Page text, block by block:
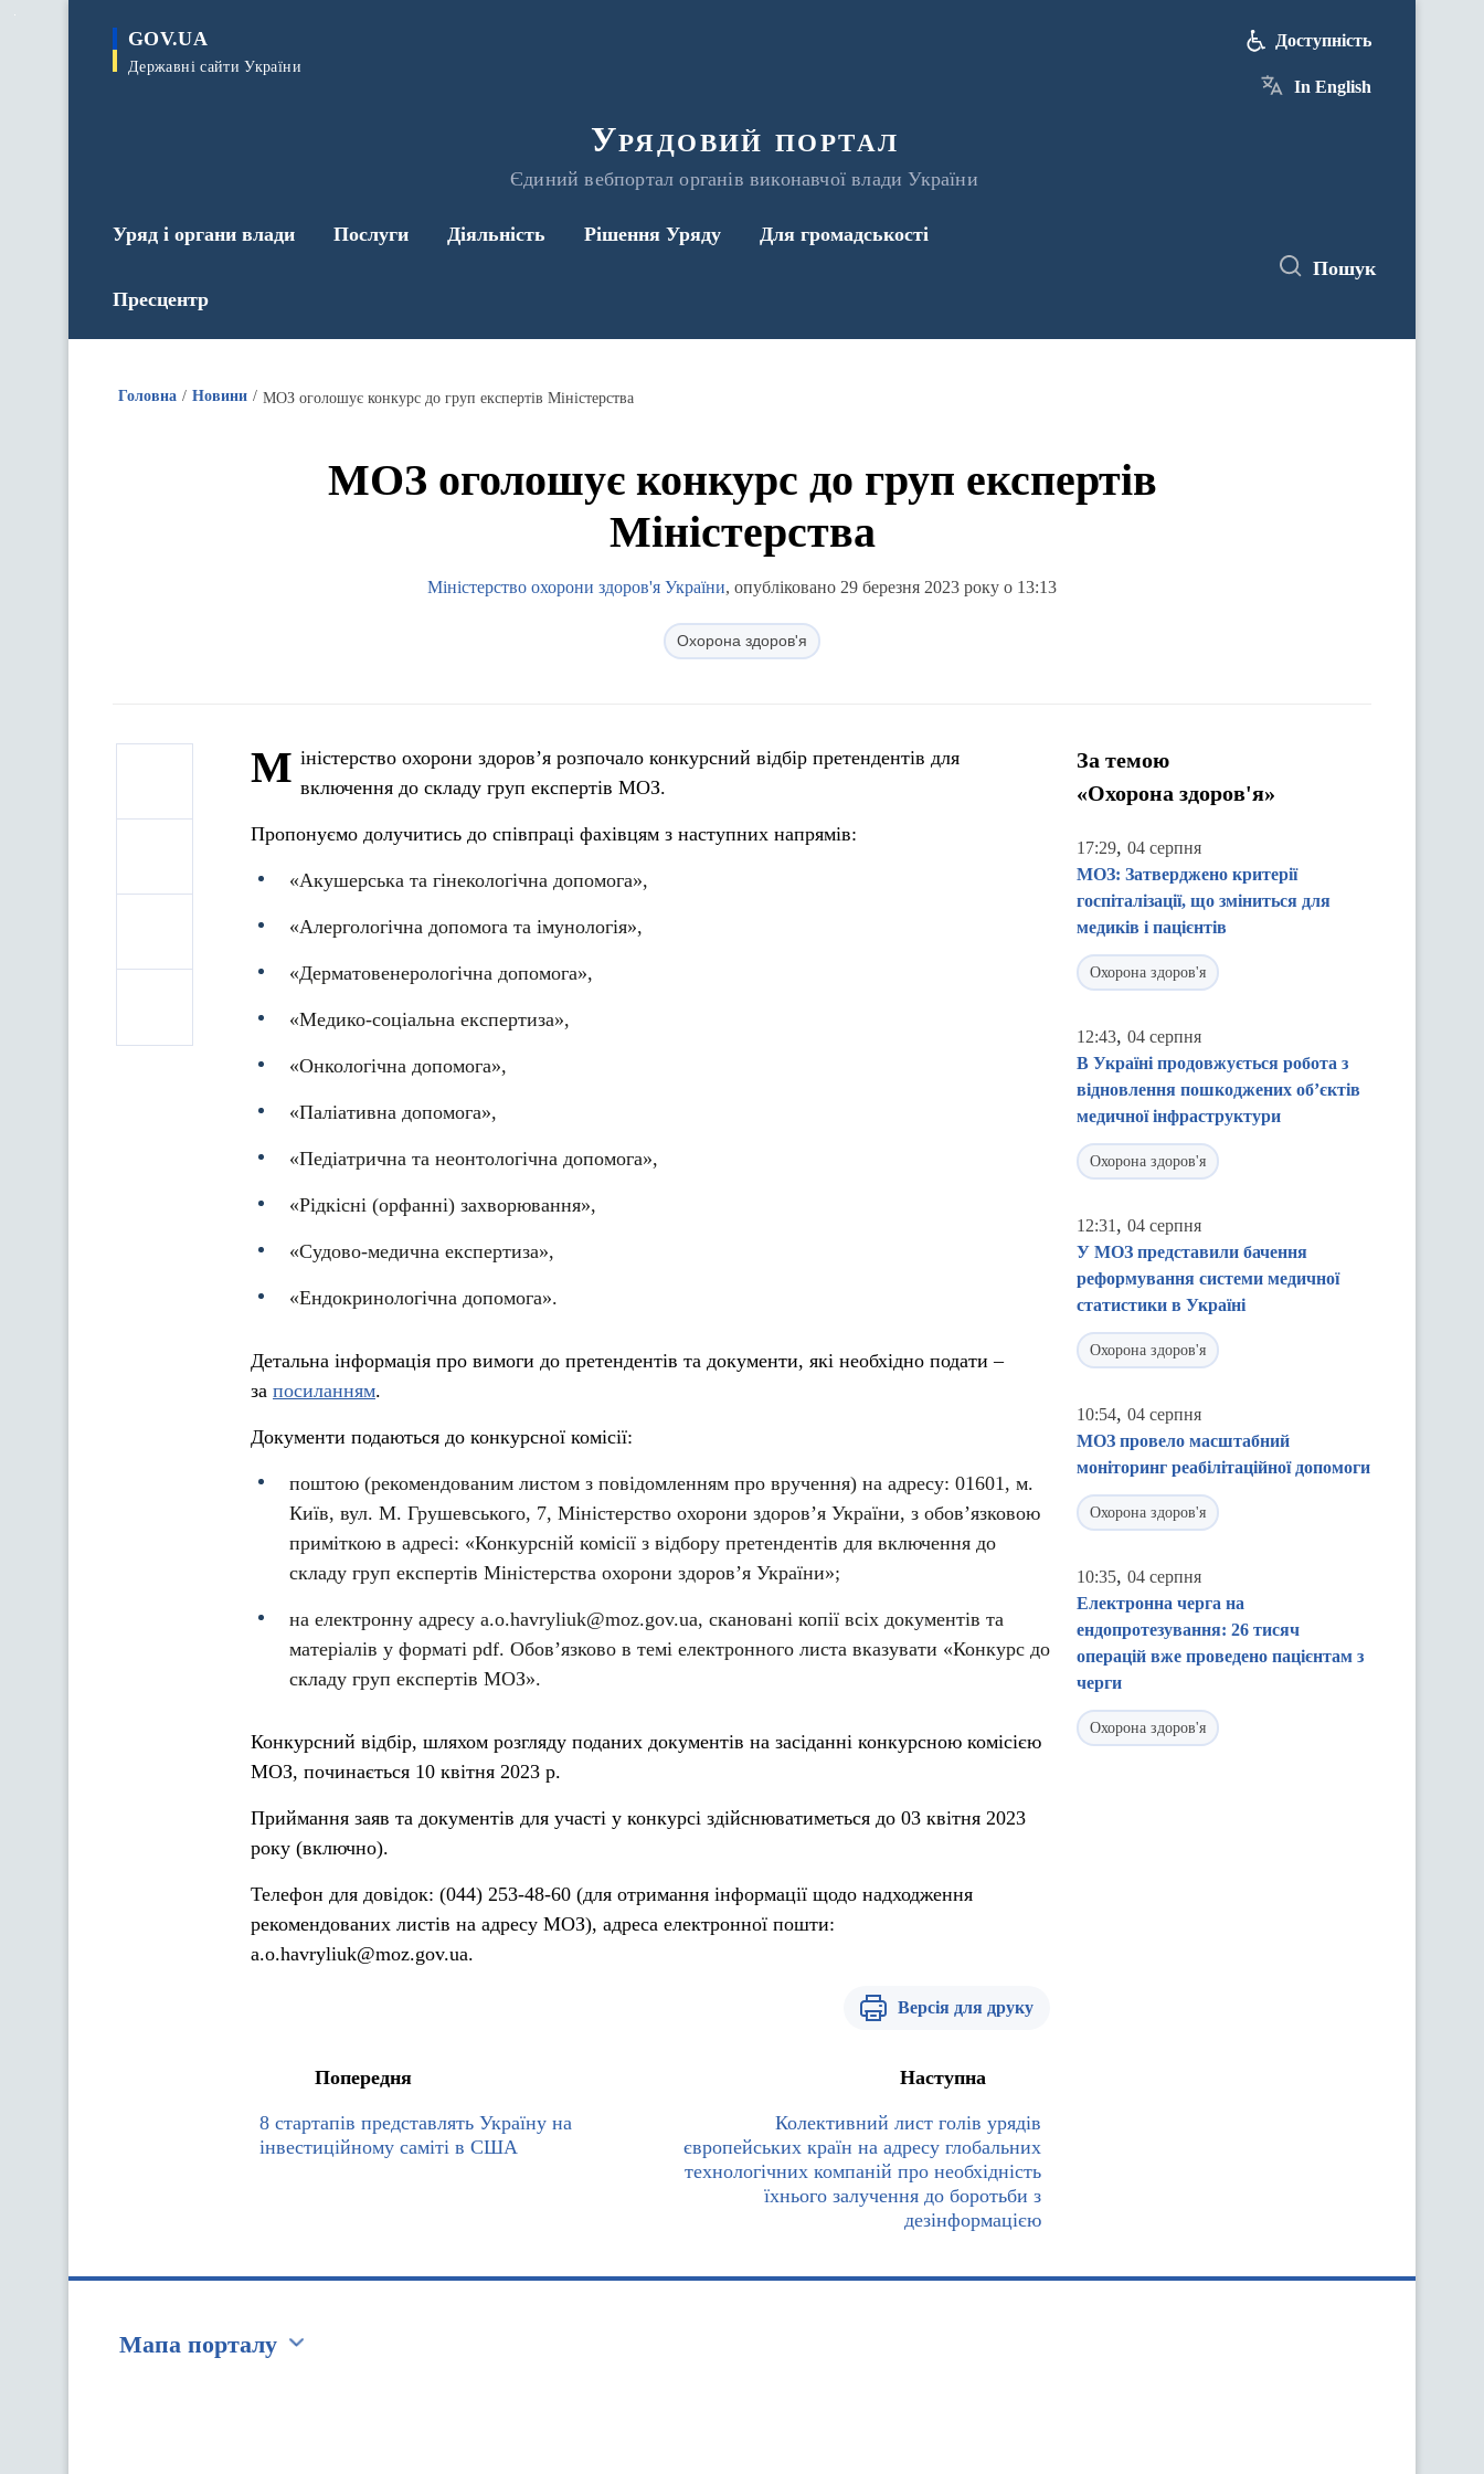
GOV.UA
Державні сайти України
Урядовий портал
Єдиний вебпортал органів виконавчої влади України
Доступність
In English
Уряд і органи влади Послуги Діяльність Рішення Уряду Для громадськості
Пресцентр
Пошук
Головна Новини МОЗ оголошує конкурс до груп експертів Міністерства
МОЗ оголошує конкурс до груп експертів
Міністерства
Міністерство охорони здоров'я України, опубліковано 29 березня 2023 року о 13:13
Охорона здоров'я
М іністерство охорони здоров’я розпочало конкурсний відбір претендентів для
включення до складу груп експертів МОЗ.
Пропонуємо долучитись до співпраці фахівцям з наступних напрямів:
«Акушерська та гінекологічна допомога»,
«Алергологічна допомога та імунологія»,
«Дерматовенерологічна допомога»,
«Медико-соціальна експертиза»,
«Онкологічна допомога»,
«Паліативна допомога»,
«Педіатрична та неонтологічна допомога»,
«Рідкісні (орфанні) захворювання»,
«Судово-медична експертиза»,
«Ендокринологічна допомога».
Детальна інформація про вимоги до претендентів та документи, які необхідно подати –
за посиланням.
Документи подаються до конкурсної комісії:
поштою (рекомендованим листом з повідомленням про вручення) на адресу: 01601, м.
Київ, вул. М. Грушевського, 7, Міністерство охорони здоров’я України, з обов’язковою
приміткою в адресі: «Конкурсній комісії з відбору претендентів для включення до
складу груп експертів Міністерства охорони здоров’я України»;
на електронну адресу a.o.havryliuk@moz.gov.ua, скановані копії всіх документів та
матеріалів у форматі pdf. Обов’язково в темі електронного листа вказувати «Конкурс до
складу груп експертів МОЗ».
Конкурсний відбір, шляхом розгляду поданих документів на засіданні конкурсною комісією
МОЗ, починається 10 квітня 2023 р.
Приймання заяв та документів для участі у конкурсі здійснюватиметься до 03 квітня 2023
року (включно).
Телефон для довідок: (044) 253-48-60 (для отримання інформації щодо надходження
рекомендованих листів на адресу МОЗ), адреса електронної пошти:
a.o.havryliuk@moz.gov.ua.
Версія для друку
Попередня
8 стартапів представлять Україну на
інвестиційному саміті в США
Наступна
Колективний лист голів урядів
європейських країн на адресу глобальних
технологічних компаній про необхідність
їхнього залучення до боротьби з
дезінформацією
За темою
«Охорона здоров'я»
17:29, 04 серпня
МОЗ: Затверджено критерії
госпіталізації, що зміниться для
медиків і пацієнтів
Охорона здоров'я
12:43, 04 серпня
В Україні продовжується робота з
відновлення пошкоджених об’єктів
медичної інфраструктури
Охорона здоров'я
12:31 , 04 серпня
У МОЗ представили бачення
реформування системи медичної
статистики в Україні
Охорона здоров'я
10:54, 04 серпня
МОЗ провело масштабний
моніторинг реабілітаційної допомоги
Охорона здоров'я
10:35, 04 серпня
Електронна черга на
ендопротезування: 26 тисяч
операцій вже проведено пацієнтам з
черги
Охорона здоров'я
Мапа порталу